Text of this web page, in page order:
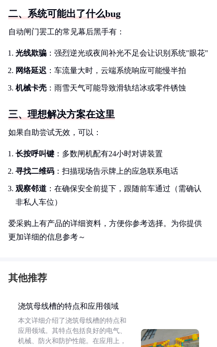
二、系统可能出了什么bug
自动闸门罢工的常见幕后黑手有：
光线欺骗 ：强烈逆光或夜间补光不足会让识别系统"眼花"
网络延迟 ：车流量大时，云端系统响应可能慢半拍
机械卡壳 ：雨雪天气可能导致滑轨结冰或零件锈蚀
三、理想解决方案在这里
如果自助尝试无效，可以：
长按呼叫键 ：多数闸机配有24小时对讲装置
寻找二维码 ：扫描现场告示牌上的应急联系电话
观察邻道 ：在确保安全前提下，跟随前车通过（需确认
非私人车位）
爱采购上有产品的详细资料，方便你参考选择。为你提供
更加详细的信息参考～
其他推荐
浇筑母线槽的特点和应用领域
本文详细介绍了浇筑母线槽的特点和
应用领域。其特点包括良好的电气、
机械、防火和防护性能。在应用上，